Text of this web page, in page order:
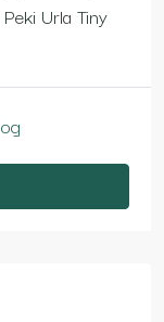
Urla Tiny